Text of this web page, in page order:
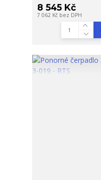
8 545 Kč
7 062 Kč bez DPH